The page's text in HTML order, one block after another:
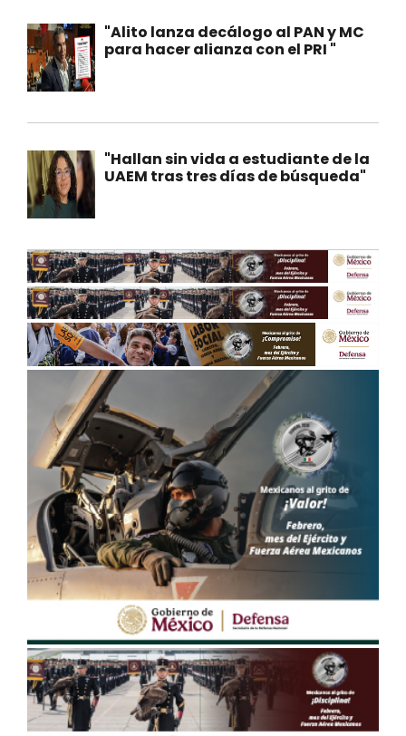
"Alito lanza decálogo al PAN y MC
para hacer alianza con el PRI "
"Hallan sin vida a estudiante de la
UAEM tras tres días de búsqueda"